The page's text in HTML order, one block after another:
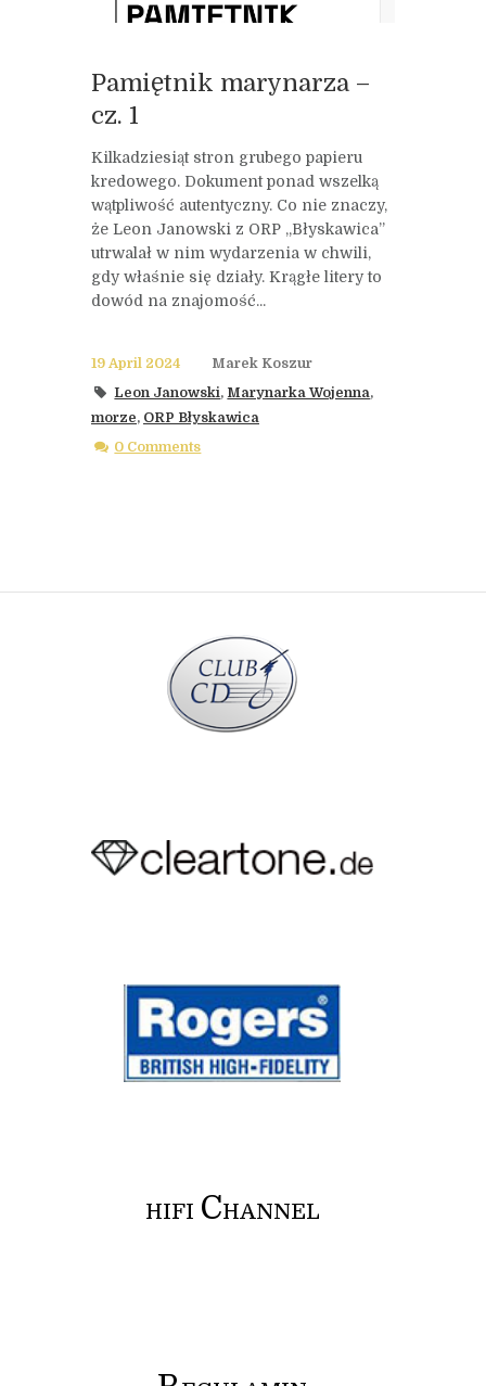
Pamiętnik marynarza –
cz. 1
Kilkadziesiąt stron grubego papieru
kredowego. Dokument ponad wszelką
wątpliwość autentyczny. Co nie znaczy,
że Leon Janowski z ORP „Błyskawica”
utrwalał w nim wydarzenia w chwili,
gdy właśnie się działy. Krągłe litery to
dowód na znajomość...
19 April 2024
Marek Koszur
Leon Janowski, Marynarka Wojenna,
morze, ORP Błyskawica
0 Comments
HIFI CHANNEL